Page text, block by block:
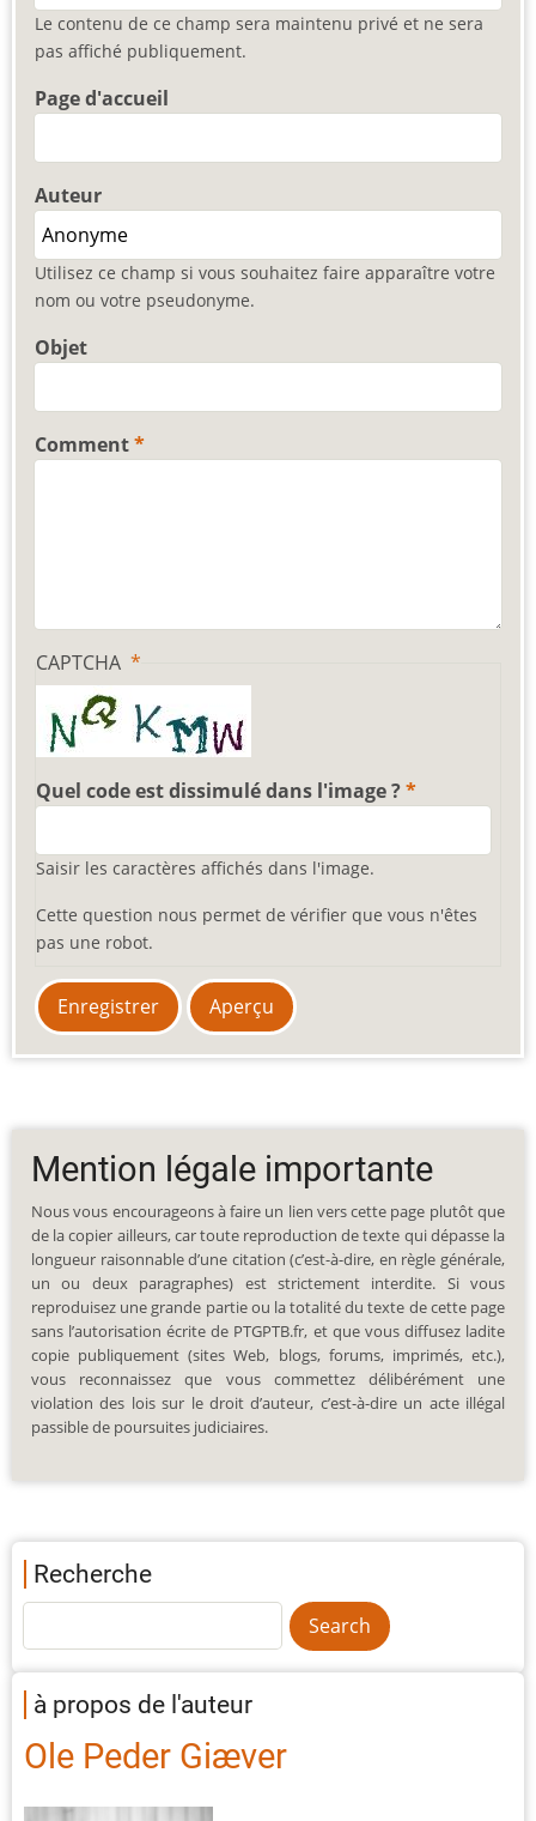
Le contenu de ce champ sera maintenu privé et ne sera
pas affiché publiquement.
Page d'accueil
Auteur
Utilisez ce champ si vous souhaitez faire apparaître votre
nom ou votre pseudonyme.
Objet
Comment
CAPTCHA
Quel code est dissimulé dans l'image ?
Saisir les caractères affichés dans l'image.
Cette question nous permet de vérifier que vous n'êtes
pas une robot.
Mention légale importante
Nous vous encourageons à faire un lien vers cette page plutôt que
de la copier ailleurs, car toute reproduction de texte qui dépasse la
longueur raisonnable d’une citation (c’est-à-dire, en règle générale,
un ou deux paragraphes) est strictement interdite. Si vous
reproduisez une grande partie ou la totalité du texte de cette page
sans l’autorisation écrite de PTGPTB.fr, et que vous diffusez ladite
copie publiquement (sites Web, blogs, forums, imprimés, etc.),
vous reconnaissez que vous commettez délibérément une
violation des lois sur le droit d’auteur, c’est-à-dire un acte illégal
passible de poursuites judiciaires.
Recherche
à propos de l'auteur
Ole Peder Giæver